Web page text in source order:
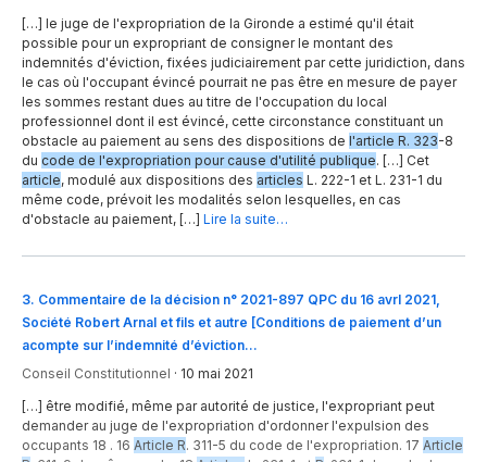
[…] le juge de l'expropriation de la Gironde a estimé qu'il était
possible pour un expropriant de consigner le montant des
indemnités d'éviction, fixées judiciairement par cette juridiction, dans
le cas où l'occupant évincé pourrait ne pas être en mesure de payer
les sommes restant dues au titre de l'occupation du local
professionnel dont il est évincé, cette circonstance constituant un
obstacle au paiement au sens des dispositions de l'article R. 323-8
du code de l'expropriation pour cause d'utilité publique. […] Cet
article, modulé aux dispositions des articles L. 222-1 et L. 231-1 du
même code, prévoit les modalités selon lesquelles, en cas
d'obstacle au paiement, […] Lire la suite…
3. Commentaire de la décision n° 2021-897 QPC du 16 avrl 2021,
Société Robert Arnal et fils et autre [Conditions de paiement d’un
acompte sur l’indemnité d’éviction…
Conseil Constitutionnel · 10 mai 2021
[…] être modifié, même par autorité de justice, l'expropriant peut
demander au juge de l'expropriation d'ordonner l'expulsion des
occupants 18 . 16 Article R. 311-5 du code de l'expropriation. 17 Article